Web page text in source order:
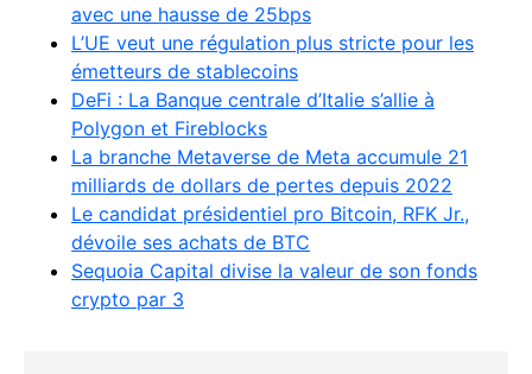
avec une hausse de 25bps
L’UE veut une régulation plus stricte pour les
émetteurs de stablecoins
DeFi : La Banque centrale d’Italie s’allie à
Polygon et Fireblocks
La branche Metaverse de Meta accumule 21
milliards de dollars de pertes depuis 2022
Le candidat présidentiel pro Bitcoin, RFK Jr.,
dévoile ses achats de BTC
Sequoia Capital divise la valeur de son fonds
crypto par 3